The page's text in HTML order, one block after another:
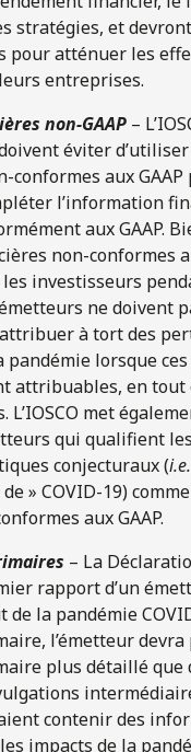
stratégies, et
pour atténuer les
entreprises.
non-GAAP –
éviter
conformes aux
l’information
aux GAAP.
non-conformes
investisseurs
ne doivent
à tort des
lorsque
attribuables, en tout
L’IOSCO met
qui qualifient
conjecturaux (i.e.
» COVID-19)
aux GAAP.
– La
rapport d’un
de la pandémie
l’émetteur
plus détaillé que
contenir des
impacts de la